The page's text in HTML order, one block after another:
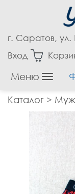
г. Саратов, ул.
Вход
Меню
Каталог >